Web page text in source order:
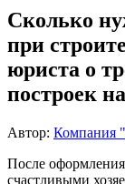
Сколько
при
юриста о
построек
Автор: Компания
После оформления
счастливыми